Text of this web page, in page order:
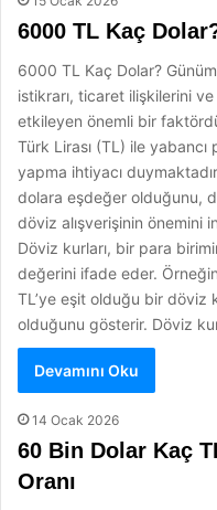
6000 TL Kaç
6000 TL Kaç Dolar?
istikrarı, ticaret ilişkilerini
etkileyen önemli bir
Türk Lirası (TL) ile
yapma ihtiyacı
dolara eşdeğer olduğunu,
döviz alışverişinin önemini
Döviz kurları, bir para
değerini ifade eder.
TL’ye eşit olduğu bir döviz
olduğunu gösterir. Döviz
Devamını Oku
14 Ocak 2026
60 Bin Dolar Kaç
Oranı